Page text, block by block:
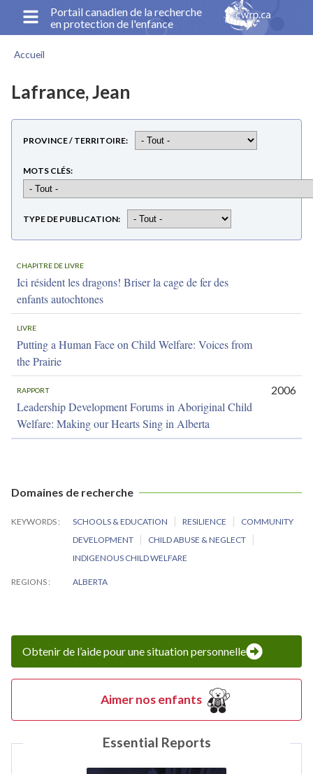
principal
Portail canadien de la recherche
en protection de l'enfance
d'Ariane
Accueil
Lafrance, Jean
PROVINCE / TERRITOIRE
MOTS CLÉS
TYPE DE PUBLICATION
CHAPITRE DE LIVRE
Ici résident les dragons! Briser la cage de fer des
enfants autochtones
LIVRE
Putting a Human Face on Child Welfare: Voices from
the Prairie
RAPPORT
Leadership Development Forums in Aboriginal Child
Welfare: Making our Hearts Sing in Alberta
2006
Domaines de recherche
KEYWORDS SCHOOLS & EDUCATION RESILIENCE
COMMUNITY
DEVELOPMENT
CHILD ABUSE & NEGLECT
INDIGENOUS CHILD WELFARE
REGIONS ALBERTA
Obtenir de l’aide pour une situation personnelle
Aimer nos enfants
Essential Reports